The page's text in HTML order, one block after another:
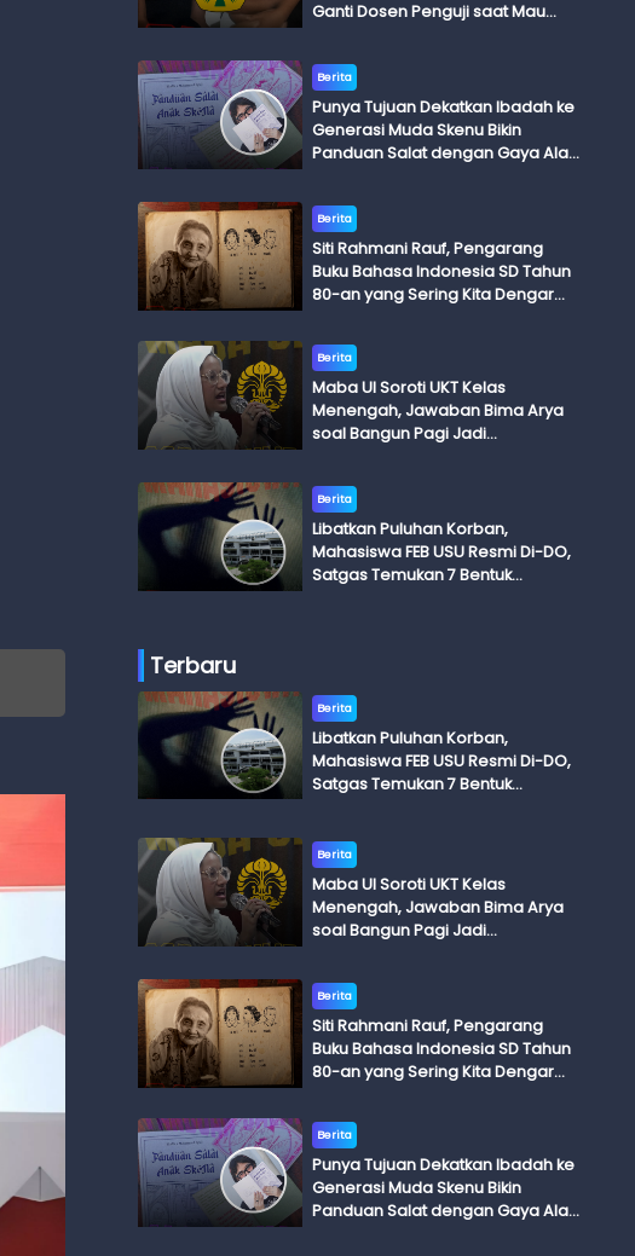
Ganti Dosen Penguji saat Mau
Berita
Punya Tujuan Dekatkan Ibadah ke
Generasi Muda Skenu Bikin
Panduan Salat dengan Gaya Ala
Berita
Siti Rahmani Rauf, Pengarang
Buku Bahasa Indonesia SD Tahun
80-an yang Sering Kita Dengar
Adik Budi
Berita
Maba UI Soroti UKT Kelas
Menengah, Jawaban Bima Arya
soal Bangun Pagi Jadi
Berita
Libatkan Puluhan Korban,
Mahasiswa FEB USU Resmi Di-DO,
Satgas Temukan 7 Bentuk
Terbaru
Berita
Libatkan Puluhan Korban,
Mahasiswa FEB USU Resmi Di-DO,
Satgas Temukan 7 Bentuk
Berita
Maba UI Soroti UKT Kelas
Menengah, Jawaban Bima Arya
soal Bangun Pagi Jadi
Berita
Siti Rahmani Rauf, Pengarang
Buku Bahasa Indonesia SD Tahun
80-an yang Sering Kita Dengar
Adik Budi
Berita
Punya Tujuan Dekatkan Ibadah ke
Generasi Muda Skenu Bikin
Panduan Salat dengan Gaya Ala